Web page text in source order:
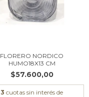
FLORERO NORDICO
HUMO18X13 CM
$57.600,00
3 cuotas sin interés de